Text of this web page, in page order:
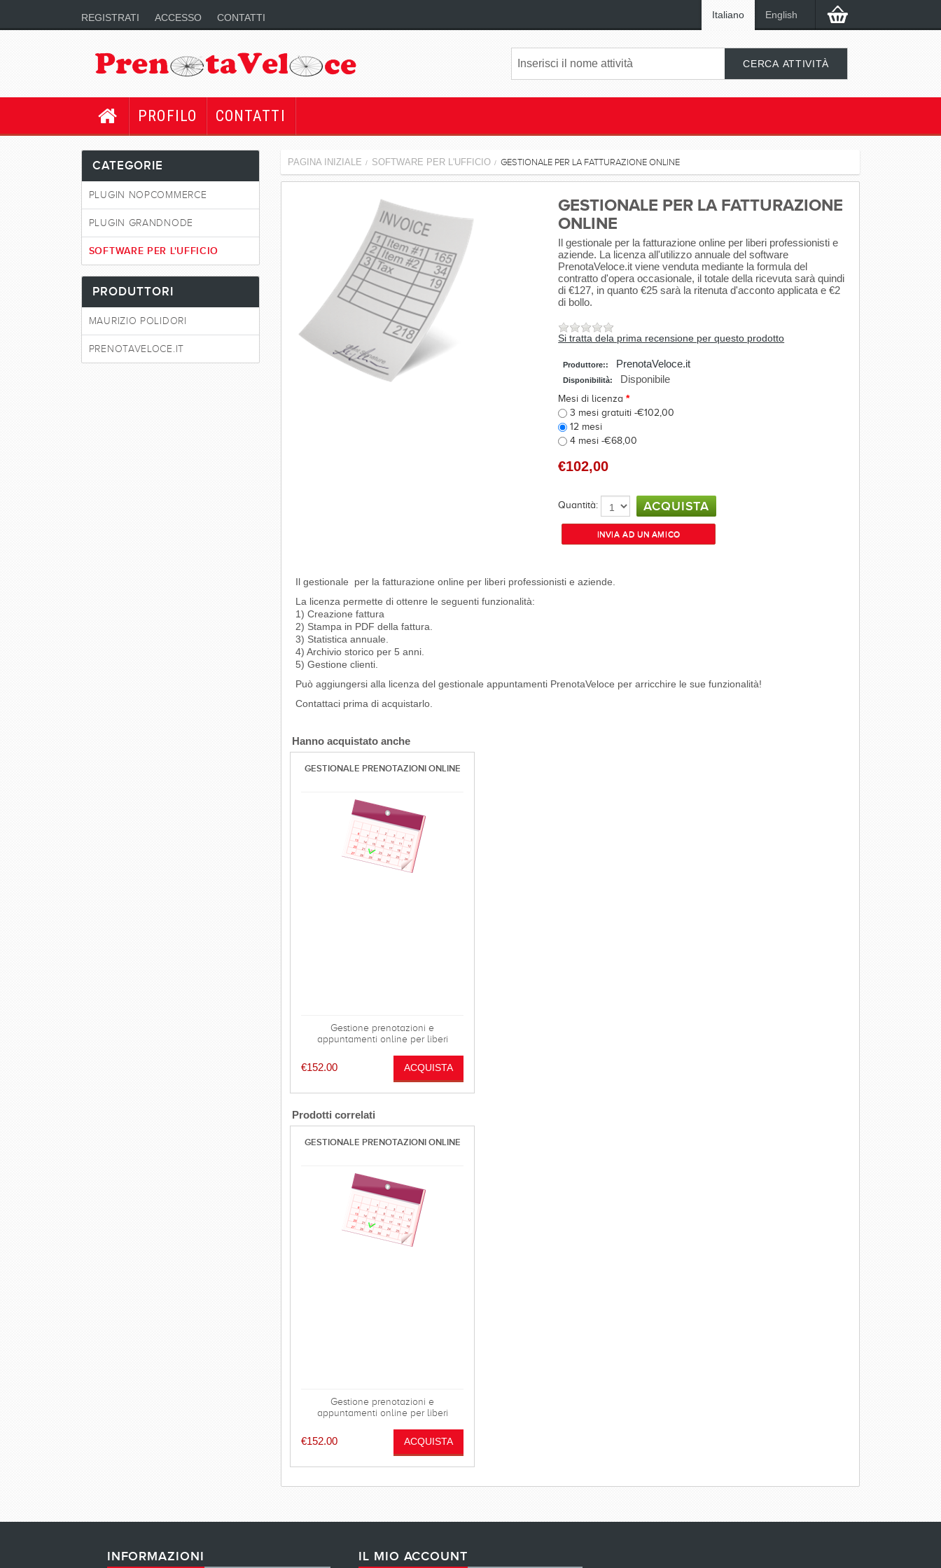
Italiano English
REGISTRATI ACCESSO CONTATTI
PROFILO CONTATTI
PAGINA INIZIALE / SOFTWARE PER L'UFFICIO / GESTIONALE PER LA FATTURAZIONE ONLINE
GESTIONALE PER LA FATTURAZIONE
ONLINE
Il gestionale per la fatturazione online per liberi professionisti e
aziende. La licenza all'utilizzo annuale del software
PrenotaVeloce.it viene venduta mediante la formula del
contratto d'opera occasionale, il totale della ricevuta sarà quindi
di €127, in quanto €25 sarà la ritenuta d'acconto applicata e €2
di bollo.
Si tratta dela prima recensione per questo prodotto
Produttore:: PrenotaVeloce.it
Disponibilità: Disponibile
Mesi di licenza *
3 mesi gratuiti -€102,00
12 mesi
4 mesi -€68,00
€102,00
Quantità:
Il gestionale per la fatturazione online per liberi professionisti e aziende.
La licenza permette di ottenre le seguenti funzionalità:
1) Creazione fattura
2) Stampa in PDF della fattura.
3) Statistica annuale.
4) Archivio storico per 5 anni.
5) Gestione clienti.
Può aggiungersi alla licenza del gestionale appuntamenti PrenotaVeloce per arricchire le sue funzionalità!
Contattaci prima di acquistarlo.
Hanno acquistato anche
GESTIONALE PRENOTAZIONI ONLINE
Gestione prenotazioni e
appuntamenti online per liberi
all'utilizzo annuale del software
PrenotaVeloce.it viene venduta
mediante la formula del contratto
d'opera occasionale, il totale della
quanto €37.50 sarà la ritenuta
d'acconto applicata e €2 l'imposta di
bollo.
€152.00
Prodotti correlati
GESTIONALE PRENOTAZIONI ONLINE
Gestione prenotazioni e
appuntamenti online per liberi
all'utilizzo annuale del software
PrenotaVeloce.it viene venduta
mediante la formula del contratto
d'opera occasionale, il totale della
€152.00
CATEGORIE
PLUGIN NOPCOMMERCE
PLUGIN GRANDNODE
SOFTWARE PER L'UFFICIO
PRODUTTORI
MAURIZIO POLIDORI
PRENOTAVELOCE.IT
INFORMAZIONI IL MIO ACCOUNT